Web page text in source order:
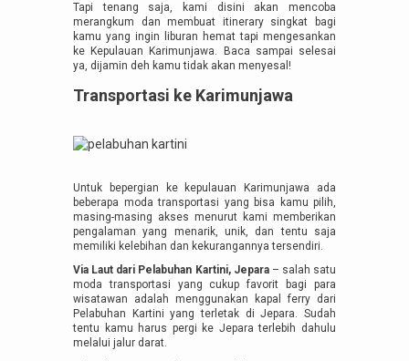
Tapi tenang saja, kami disini akan mencoba
merangkum dan membuat itinerary singkat bagi
kamu yang ingin liburan hemat tapi mengesankan
ke Kepulauan Karimunjawa. Baca sampai selesai
ya, dijamin deh kamu tidak akan menyesal!
Transportasi ke Karimunjawa
Untuk bepergian ke kepulauan Karimunjawa ada
beberapa moda transportasi yang bisa kamu pilih,
masing-masing akses menurut kami memberikan
pengalaman yang menarik, unik, dan tentu saja
memiliki kelebihan dan kekurangannya tersendiri.
Via Laut dari Pelabuhan Kartini, Jepara – salah satu
moda transportasi yang cukup favorit bagi para
wisatawan adalah menggunakan kapal ferry dari
Pelabuhan Kartini yang terletak di Jepara. Sudah
tentu kamu harus pergi ke Jepara terlebih dahulu
melalui jalur darat.